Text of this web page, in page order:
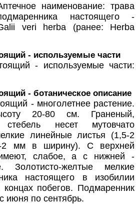
наименование: трава
настоящего -
veri herba (ранее: Herba
- используемые части
- используемые части:
- ботаническое описание
- многолетнее растение.
20-80 см. Граненый,
стебель несет мутовчато
линейные листья (1,5-2
мм в ширину). С верхней
слабое, а с нижней -
Золотисто-желтые мелкие
настоящего в изобилии
концах побегов. Подмаренник
июня по сентябрь.